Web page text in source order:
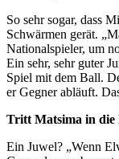
So sehr sogar, dass
Schwärmen gerät.
Nationalspieler, um
Ein sehr, sehr guter
Spiel mit dem Ball.
er Gegner abläuft.
Tritt Matsima in die
Ein Juwel? „Wenn